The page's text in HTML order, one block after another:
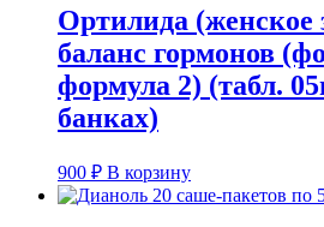
Ортилида (женское
баланс гормонов
формула 2) (табл.
банках)
900 ₽ В корзину